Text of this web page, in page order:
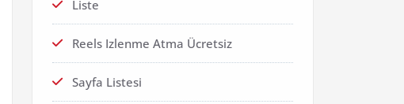
Liste
Reels Izlenme Atma Ücretsiz
Sayfa Listesi